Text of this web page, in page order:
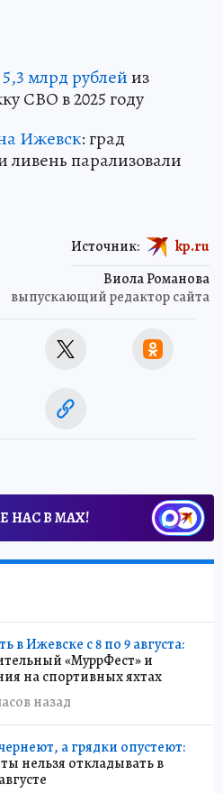
млрд рублейиз
СВО в 2025 году
Ижевск: град
парализовали
Виола Романова
выпускающий редактор сайта
Источник: kp.ru
НАС В МАХ!
в Ижевске с 8 по 9 августа:
«МуррФест» и
на спортивных яхтах
назад
а грядки опустеют:
нельзя откладывать в